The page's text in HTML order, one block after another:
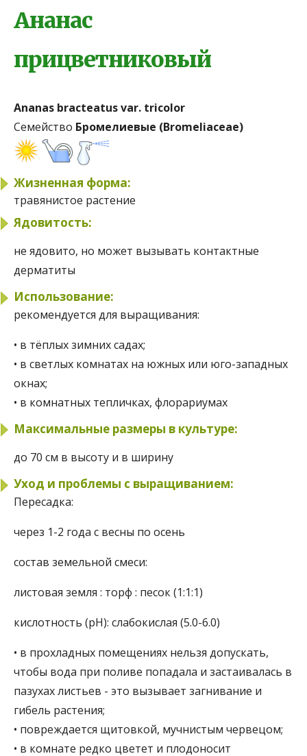
Ананас
прицветниковый
Ananas bracteatus var. tricolor
Семейство Бромелиевые (Bromeliaceae)
Жизненная форма:
травянистое растение
Ядовитость:
не ядовито, но может вызывать контактные
дерматиты
Использование:
рекомендуется для выращивания:
• в тёплых зимних садах;
• в светлых комнатах на южных или юго-западных
окнах;
• в комнатных тепличках, флорариумах
Максимальные размеры в культуре:
до 70 см в высоту и в ширину
Уход и проблемы с выращиванием:
Пересадка:
через 1-2 года с весны по осень
состав земельной смеси:
листовая земля : торф : песок (1:1:1)
кислотность (pH): слабокислая (5.0-6.0)
• в прохладных помещениях нельзя допускать,
чтобы вода при поливе попадала и застаивалась в
пазухах листьев - это вызывает загнивание и
гибель растения;
• повреждается щитовкой, мучнистым червецом;
• в комнате редко цветет и плодоносит